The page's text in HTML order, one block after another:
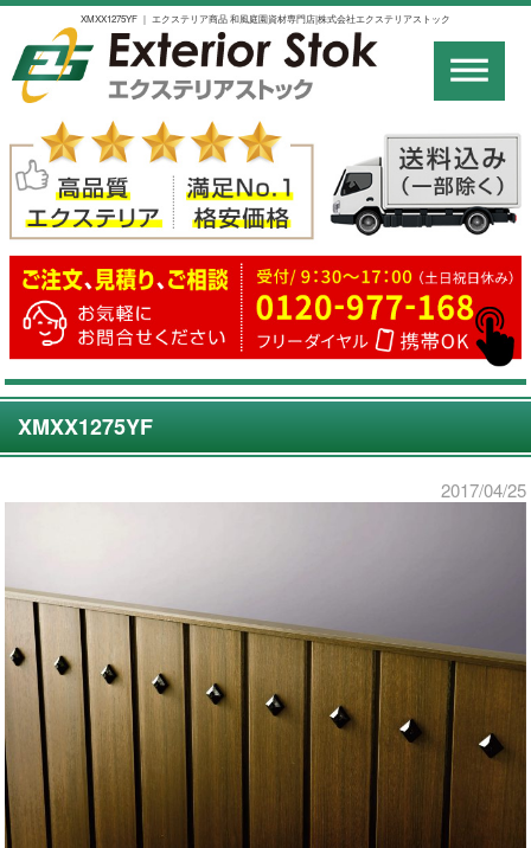
XMXX1275YF ｜ エクステリア商品 和風庭園資材専門店|株式会社エクステリアストック
XMXX1275YF
2017/04/25